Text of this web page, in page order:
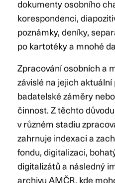
dokumenty osobního
korespondenci,
poznámky, deníky,
po kartotéky a mnohé
Zpracování osobních a
závislé na jejich
badatelské záměry
činnost. Z těchto
v různém stadiu
zahrnuje indexaci a
fondu, digitalizaci,
digitalizátů a následný
archivu AMČR, kde